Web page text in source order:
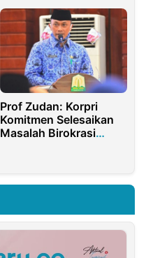
Prof Zudan: Korpri
Komitmen Selesaikan
Masalah Birokrasi